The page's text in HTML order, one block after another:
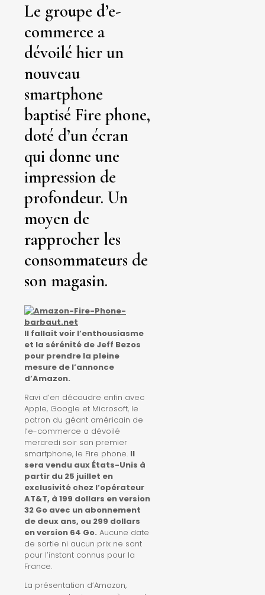
Le groupe d’e-
commerce a
dévoilé hier un
nouveau
smartphone
baptisé Fire phone,
doté d’un écran
qui donne une
impression de
profondeur. Un
moyen de
rapprocher les
consommateurs de
son magasin.
Il fallait voir l’enthousiasme
et la sérénité de Jeff Bezos
pour prendre la pleine
mesure de l’annonce
d’Amazon.
Ravi d’en découdre enfin avec
Apple, Google et Microsoft, le
patron du géant américain de
l’e-commerce a dévoilé
mercredi soir son premier
smartphone, le Fire phone. Il
sera vendu aux États-Unis à
partir du 25 juillet en
exclusivité chez l’opérateur
AT&T, à 199 dollars en version
32 Go avec un abonnement
de deux ans, ou 299 dollars
en version 64 Go. Aucune date
de sortie ni aucun prix ne sont
pour l’instant connus pour la
France.
La présentation d’Amazon,